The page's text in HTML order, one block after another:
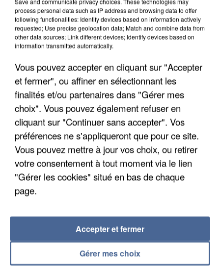
DE SOLIDARITÉ AVEC LES...
APRÈS TOUTES CES CANICULES, LES REFUGES
DE FAUNE SAUVAGE SONT...
process personal data such as IP address and browsing data to offer
following functionalities: Identify devices based on information actively
requested; Use precise geolocation data; Match and combine data from
other data sources; Link different devices; Identify devices based on
information transmitted automatically.
Vous pouvez accepter en cliquant sur "Accepter
et fermer", ou affiner en sélectionnant les
finalités et/ou partenaires dans "Gérer mes
choix". Vous pouvez également refuser en
cliquant sur "Continuer sans accepter". Vos
préférences ne s'appliqueront que pour ce site.
Vous pouvez mettre à jour vos choix, ou retirer
votre consentement à tout moment via le lien
"Gérer les cookies" situé en bas de chaque
page.
Gérer mes choix
Accepter et fermer